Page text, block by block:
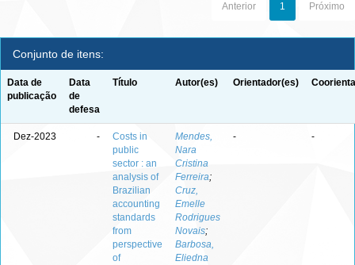
Anterior 1 Próximo
Conjunto de itens:
Data de
publicação
Data
de
defesa
Título Autor(es) Orientador(es)
Dez-2023 -
Costs in
public
sector : an
analysis of
Brazilian
accounting
standards
from
perspective
of
Mendes,
Nara
Cristina
Ferreira;
Cruz,
Emelle
Rodrigues
Novais;
Barbosa,
Eliedna
- -